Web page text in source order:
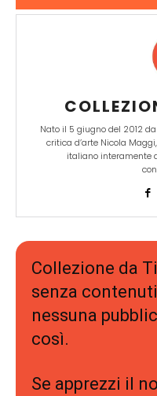
Nato il 5 giugno del 2012
critica d’arte Nicola
italiano interamente
Collezione da
senza
nessuna
così.
Se apprezzi il